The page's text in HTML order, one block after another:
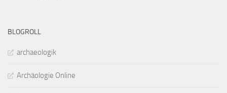
BLOGROLL
archaeologik
Archäologie Online